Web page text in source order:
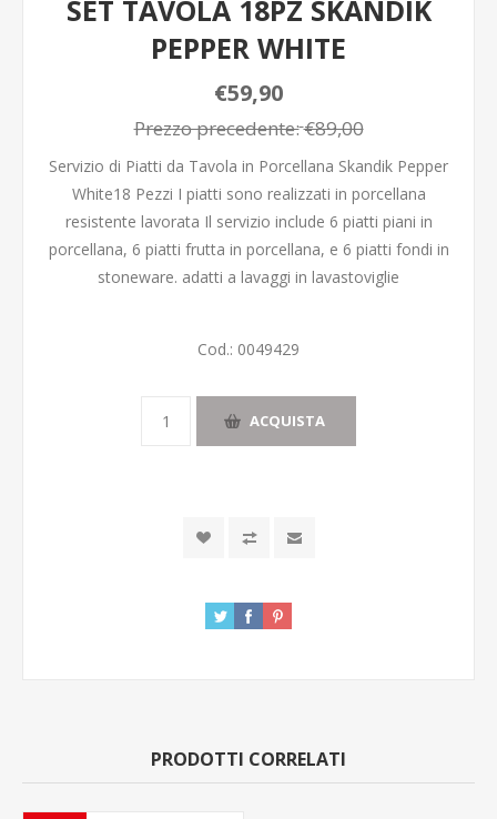
SET TAVOLA 18PZ SKANDIK
PEPPER WHITE
€59,90
Prezzo precedente:€89,00
Servizio di Piatti da Tavola in Porcellana Skandik Pepper
White18 Pezzi I piatti sono realizzati in porcellana
resistente lavorata Il servizio include 6 piatti piani in
porcellana, 6 piatti frutta in porcellana, e 6 piatti fondi in
stoneware. adatti a lavaggi in lavastoviglie
Cod.: 0049429
ACQUISTA
PRODOTTI CORRELATI